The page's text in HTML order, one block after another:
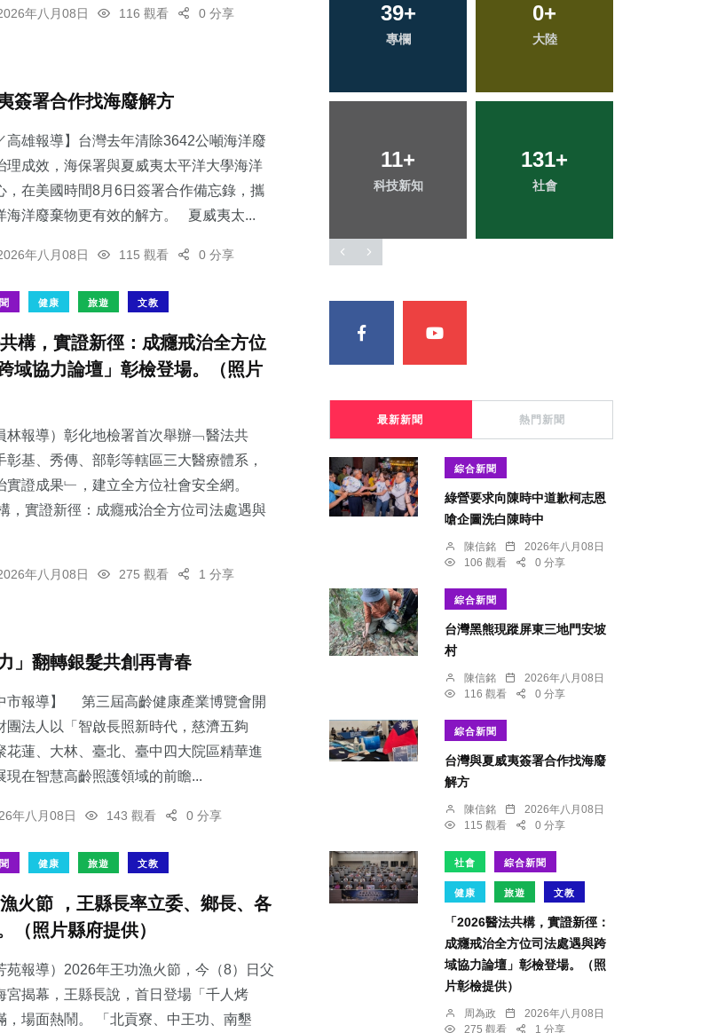
年八月08日 116 觀看 0 分享
簽署合作找海廢解方
高雄報導】台灣去年清除3642公噸海洋廢
理成效，海保署與夏威夷太平洋大學海洋
，在美國時間8月6日簽署合作備忘錄，攜
海洋廢棄物更有效的解方。 夏威夷太...
年八月08日 115 觀看 0 分享
健康 旅遊 文教
共構，實證新徑：成癮戒治全方位
域協力論壇」彰檢登場。（照片
林報導）彰化地檢署首次舉辦﹁醫法共
彰基、秀傳、部彰等轄區三大醫療體系，
實證成果﹂，建立全方位社會安全網。
，實證新徑：成癮戒治全方位司法處遇與
年八月08日 275 觀看 1 分享
」翻轉銀髮共創再青春
市報導】 第三屆高齡健康產業博覽會開
團法人以「智啟長照新時代，慈濟五夠
花蓮、大林、臺北、臺中四大院區精華進
現在智慧高齡照護領域的前瞻...
年八月08日 143 觀看 0 分享
健康 旅遊 文教
火節 ，王縣長率立委、鄉長、各
（照片縣府提供）
苑報導）2026年王功漁火節，今（8）日父
宮揭幕，王縣長說，首日登場「千人烤
，場面熱鬧。 「北貢寮、中王功、南墾
39 +
11+
科技新知
131
社會
71+
健康
24+
農業
22+
宗教
16+
頭條
最新新聞 熱門新聞
綜合新聞
綠營要求向陳時中道歉柯志恩
嗆企圖洗白陳時中
陳信銘
2026年八月08日
106 觀看
0 分享
綜合新聞
台灣黑熊現蹤屏東三地門安坡
村
陳信銘
2026年八月08日
116 觀看
0 分享
綜合新聞
台灣與夏威夷簽署合作找海廢
解方
陳信銘
2026年八月08日
115 觀看
0 分享
社會 綜合新聞
健康 旅遊 文教
「2026醫法共構，實證新徑：
成癮戒治全方位司法處遇與跨
域協力論壇」彰檢登場。（照
片彰檢提供）
周為政
2026年八月08日
275 觀看
1 分享